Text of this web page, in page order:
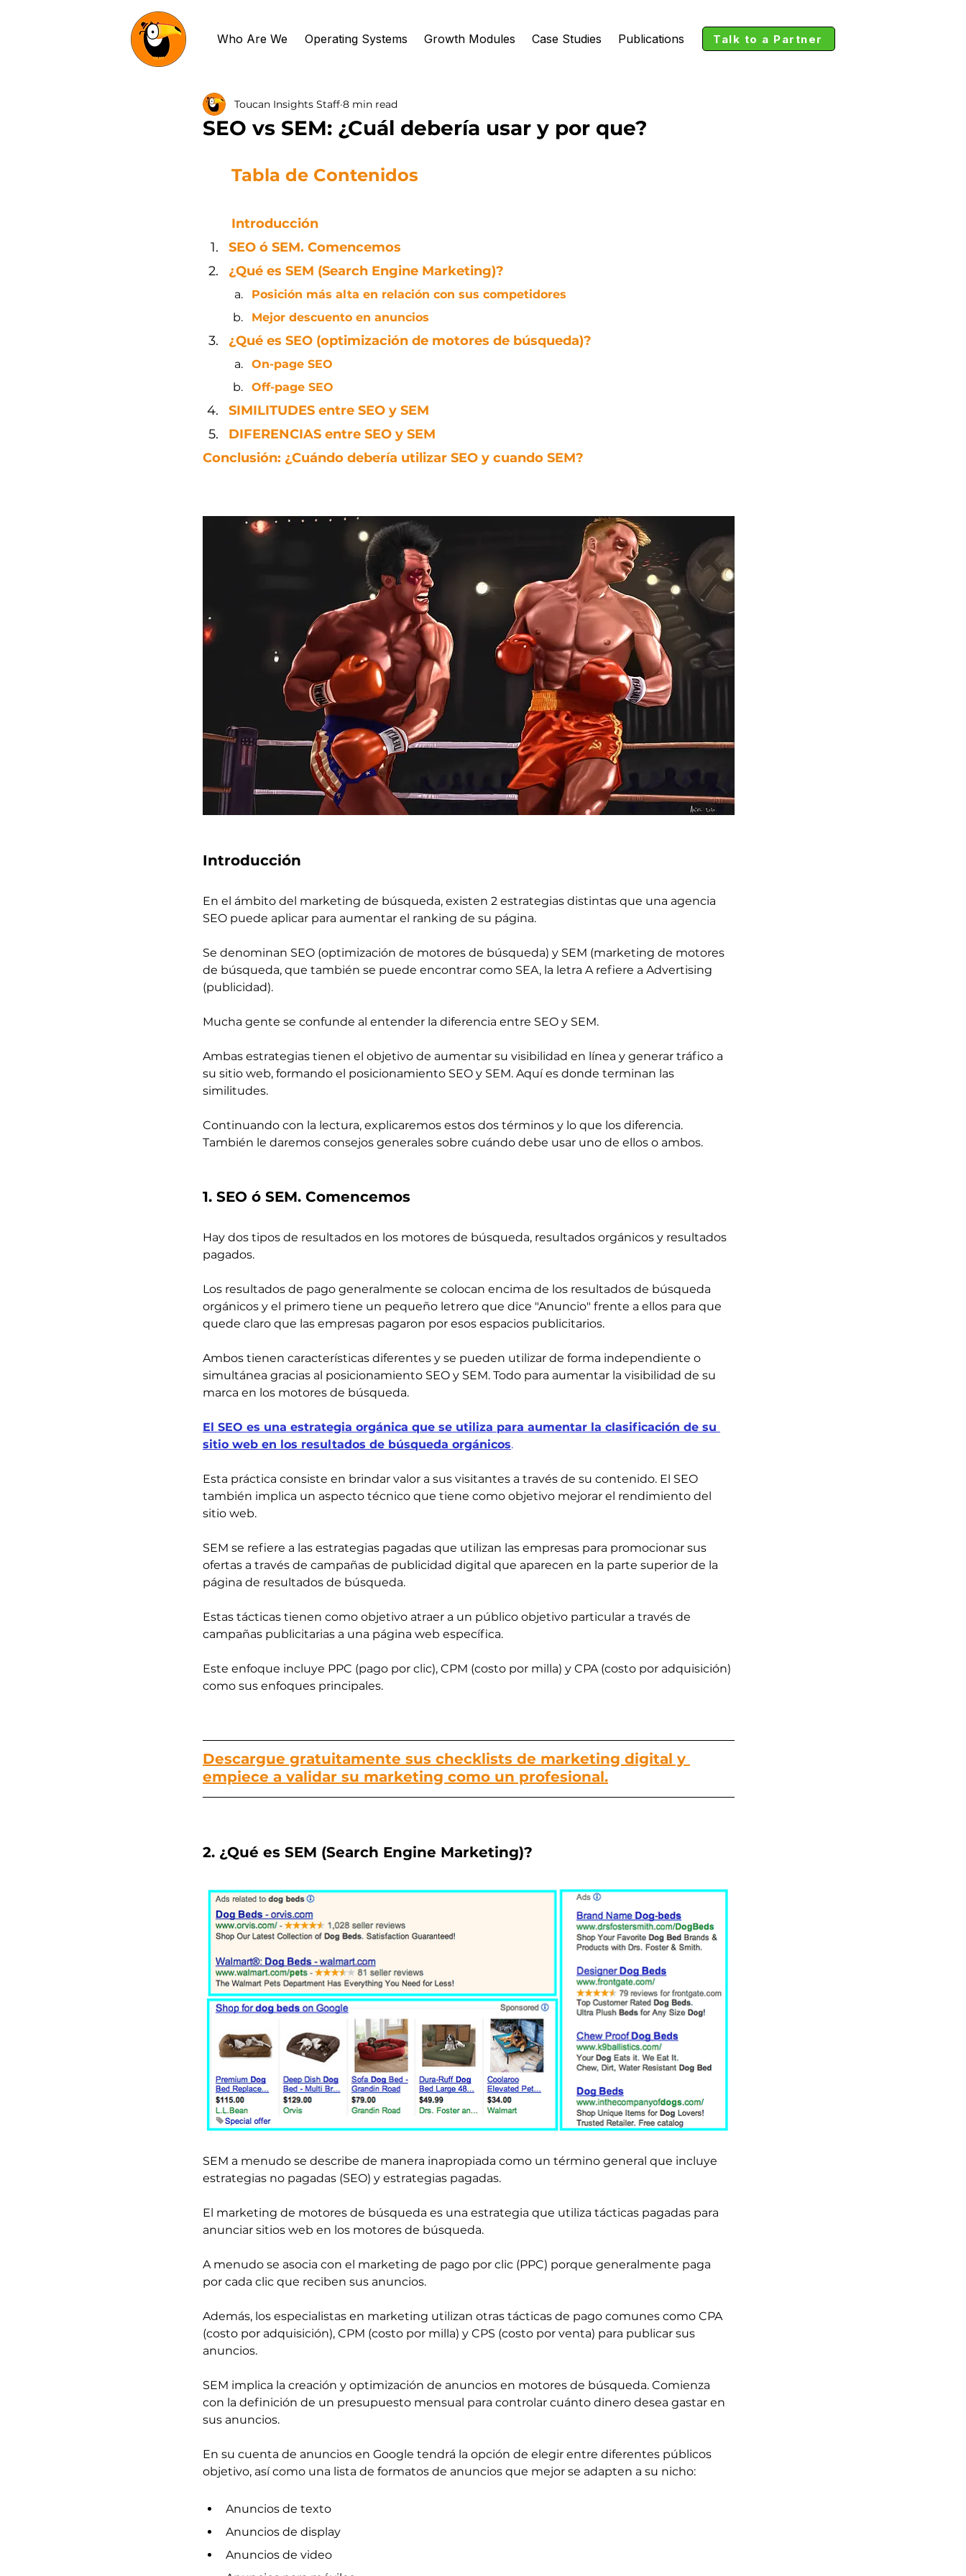
Who Are We Operating Systems Growth Modules Case Studies Publications Talk to a Partner
SEO vs SEM: ¿Cuál debería usar y por que?
Toucan Insights Staff 8 min read
Tabla de Contenidos
Introducción
SEO ó SEM. Comencemos
¿Qué es SEM (Search Engine Marketing)?
Posición más alta en relación con sus competidores
Mejor descuento en anuncios
¿Qué es SEO (optimización de motores de búsqueda)?
On-page SEO
Off-page SEO
SIMILITUDES entre SEO y SEM
DIFERENCIAS entre SEO y SEM
Conclusión: ¿Cuándo debería utilizar SEO y cuando SEM?
Introducción
En el ámbito del marketing de búsqueda, existen 2 estrategias distintas que una agencia
SEO puede aplicar para aumentar el ranking de su página.
Se denominan SEO (optimización de motores de búsqueda) y SEM (marketing de motores
de búsqueda, que también se puede encontrar como SEA, la letra A refiere a Advertising
(publicidad).
Mucha gente se confunde al entender la diferencia entre SEO y SEM.
Ambas estrategias tienen el objetivo de aumentar su visibilidad en línea y generar tráfico a
su sitio web, formando el posicionamiento SEO y SEM. Aquí es donde terminan las
similitudes.
Continuando con la lectura, explicaremos estos dos términos y lo que los diferencia.
También le daremos consejos generales sobre cuándo debe usar uno de ellos o ambos.
1. SEO ó SEM. Comencemos
Hay dos tipos de resultados en los motores de búsqueda, resultados orgánicos y resultados
pagados.
Los resultados de pago generalmente se colocan encima de los resultados de búsqueda
orgánicos y el primero tiene un pequeño letrero que dice "Anuncio" frente a ellos para que
quede claro que las empresas pagaron por esos espacios publicitarios.
Ambos tienen características diferentes y se pueden utilizar de forma independiente o
simultánea gracias al posicionamiento SEO y SEM. Todo para aumentar la visibilidad de su
marca en los motores de búsqueda.
El SEO es una estrategia orgánica que se utiliza para aumentar la clasificación de su
sitio web en los resultados de búsqueda orgánicos.
Esta práctica consiste en brindar valor a sus visitantes a través de su contenido. El SEO
también implica un aspecto técnico que tiene como objetivo mejorar el rendimiento del
sitio web.
SEM se refiere a las estrategias pagadas que utilizan las empresas para promocionar sus
ofertas a través de campañas de publicidad digital que aparecen en la parte superior de la
página de resultados de búsqueda.
Estas tácticas tienen como objetivo atraer a un público objetivo particular a través de
campañas publicitarias a una página web específica.
Este enfoque incluye PPC (pago por clic), CPM (costo por milla) y CPA (costo por adquisición)
como sus enfoques principales.
Descargue gratuitamente sus checklists de marketing digital y
empiece a validar su marketing como un profesional.
2. ¿Qué es SEM (Search Engine Marketing)?
SEM a menudo se describe de manera inapropiada como un término general que incluye
estrategias no pagadas (SEO) y estrategias pagadas.
El marketing de motores de búsqueda es una estrategia que utiliza tácticas pagadas para
anunciar sitios web en los motores de búsqueda.
A menudo se asocia con el marketing de pago por clic (PPC) porque generalmente paga
por cada clic que reciben sus anuncios.
Además, los especialistas en marketing utilizan otras tácticas de pago comunes como CPA
(costo por adquisición), CPM (costo por milla) y CPS (costo por venta) para publicar sus
anuncios.
SEM implica la creación y optimización de anuncios en motores de búsqueda. Comienza
con la definición de un presupuesto mensual para controlar cuánto dinero desea gastar en
sus anuncios.
En su cuenta de anuncios en Google tendrá la opción de elegir entre diferentes públicos
objetivo, así como una lista de formatos de anuncios que mejor se adapten a su nicho:
Anuncios de texto
Anuncios de display
Anuncios de video